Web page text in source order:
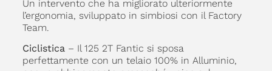
Un intervento che ha migliorato ulteriormente
l’ergonomia, sviluppato in simbiosi con il Factory
Team.
Ciclistica– Il 125 2T Fantic si sposa
perfettamente con un telaio 100% in Alluminio,